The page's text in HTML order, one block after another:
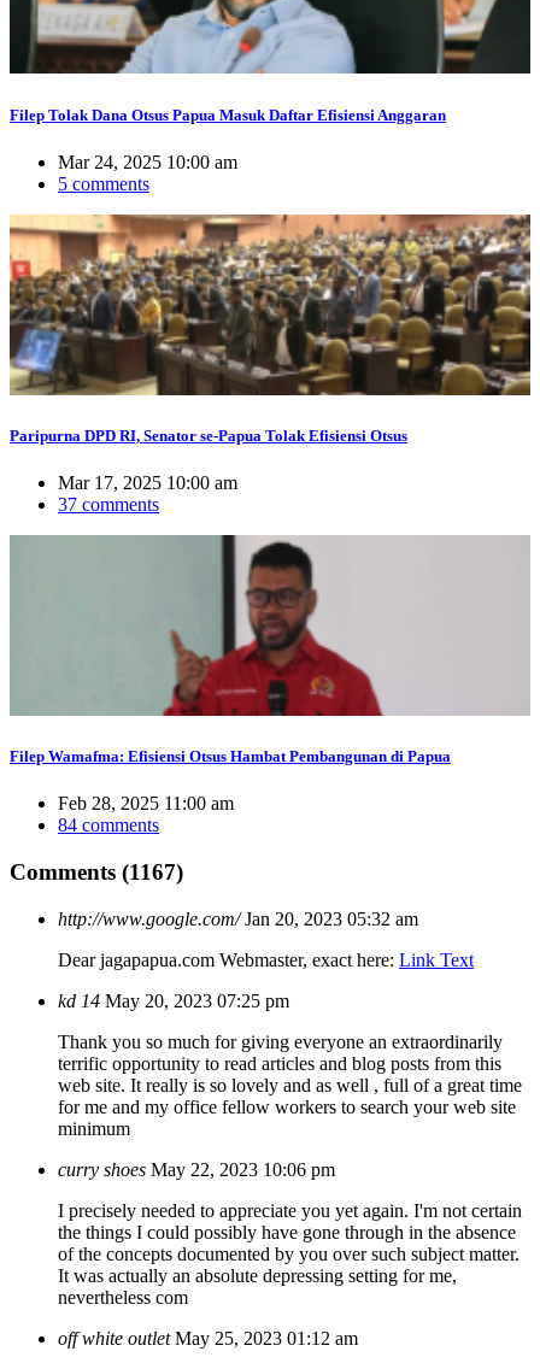
Filep Tolak Dana Otsus Papua Masuk Daftar Efisiensi Anggaran
Mar 24, 2025 10:00 am
5 comments
Paripurna DPD RI, Senator se-Papua Tolak Efisiensi Otsus
Mar 17, 2025 10:00 am
37 comments
Filep Wamafma: Efisiensi Otsus Hambat Pembangunan di Papua
Feb 28, 2025 11:00 am
84 comments
Comments (1167)
http://www.google.com/ Jan 20, 2023 05:32 am
Dear jagapapua.com Webmaster, exact here: Link Text
kd 14 May 20, 2023 07:25 pm
Thank you so much for giving everyone an extraordinarily
terrific opportunity to read articles and blog posts from this
web site. It really is so lovely and as well , full of a great time
for me and my office fellow workers to search your web site
minimum
curry shoes May 22, 2023 10:06 pm
I precisely needed to appreciate you yet again. I'm not certain
the things I could possibly have gone through in the absence
of the concepts documented by you over such subject matter.
It was actually an absolute depressing setting for me,
nevertheless com
off white outlet May 25, 2023 01:12 am